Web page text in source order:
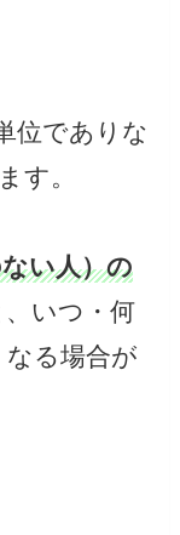
位でありな
す。
い人）の
、いつ・何
る場合が